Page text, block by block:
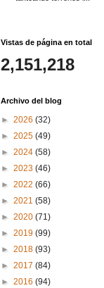
Vistas de página en total
2,151,218
Archivo del blog
► 2026 (32)
► 2025 (49)
► 2024 (58)
► 2023 (46)
► 2022 (66)
► 2021 (58)
► 2020 (71)
► 2019 (99)
► 2018 (93)
► 2017 (84)
► 2016 (94)